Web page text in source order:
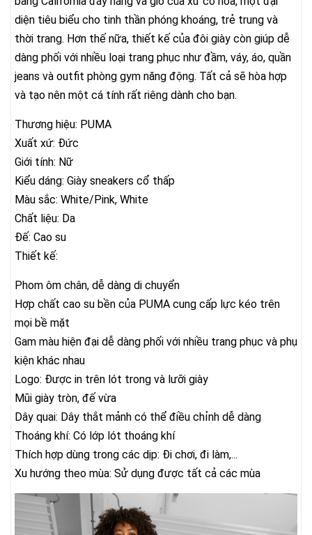
diện tiêu biểu cho tinh thần phóng khoáng, trẻ trung và
thời trang. Hơn thế nữa, thiết kế của đôi giày còn giúp dễ
dàng phối với nhiều loại trang phục như đầm, váy, áo, quần
jeans và outfit phòng gym năng động. Tất cả sẽ hòa hợp
và tạo nên một cá tính rất riêng dành cho bạn.
Thương hiệu: PUMA
Xuất xứ: Đức
Giới tính: Nữ
Kiểu dáng: Giày sneakers cổ thấp
Màu sắc: White/Pink, White
Chất liệu: Da
Đế: Cao su
Thiết kế:
Phom ôm chân, dễ dàng di chuyển
Hợp chất cao su bền của PUMA cung cấp lực kéo trên
mọi bề mặt
Gam màu hiện đại dễ dàng phối với nhiều trang phục và phụ
kiện khác nhau
Logo: Được in trên lót trong và lưỡi giày
Mũi giày tròn, đế vừa
Dây quai: Dây thắt mảnh có thể điều chỉnh dễ dàng
Thoáng khí: Có lớp lót thoáng khí
Thích hợp dùng trong các dịp: Đi chơi, đi làm,...
Xu hướng theo mùa: Sử dụng được tất cả các mùa